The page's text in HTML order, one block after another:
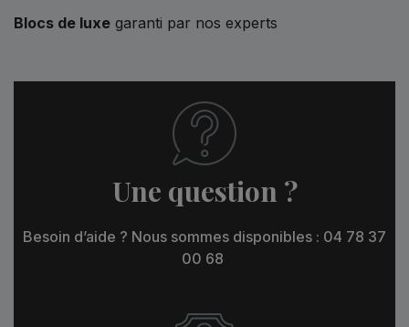
Blocs de luxe garanti par nos experts
Une question ?
Besoin d’aide ? Nous sommes disponibles : 04 78 37
00 68